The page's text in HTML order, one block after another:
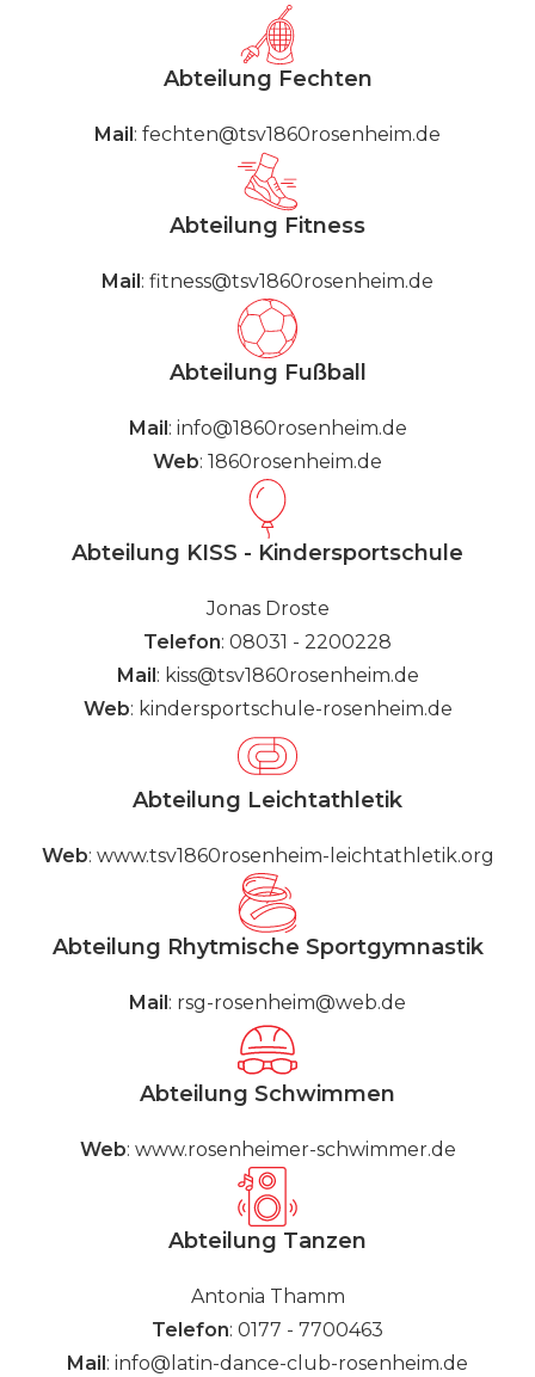
Abteilung Fechten
Mail: fechten@tsv1860rosenheim.de
Abteilung Fitness
Mail: fitness@tsv1860rosenheim.de
Abteilung Fußball
Mail: info@1860rosenheim.de
Web: 1860rosenheim.de
Abteilung KISS - Kindersportschule
Jonas Droste
Telefon: 08031 - 2200228
Mail: kiss@tsv1860rosenheim.de
Web: kindersportschule-rosenheim.de
Abteilung Leichtathletik
Web: www.tsv1860rosenheim-leichtathletik.org
Abteilung Rhytmische Sportgymnastik
Mail: rsg-rosenheim@web.de
Abteilung Schwimmen
Web: www.rosenheimer-schwimmer.de
Abteilung Tanzen
Antonia Thamm
Telefon: 0177 - 7700463
Mail: info@latin-dance-club-rosenheim.de